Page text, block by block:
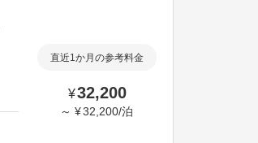
直近1か月の参考料金
¥32,200
～ ¥32,200/泊